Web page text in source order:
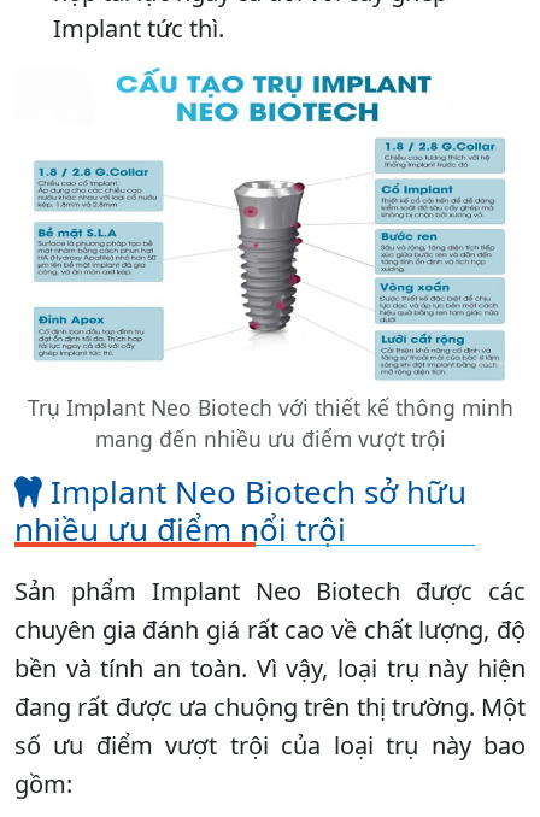
Implant tức thì.
Trụ Implant Neo Biotech với thiết kế thông minh
mang đến nhiều ưu điểm vượt trội
Implant Neo Biotech sở hữu
nhiều ưu điểm nổi trội
Sản phẩm Implant Neo Biotech được các
chuyên gia đánh giá rất cao về chất lượng, độ
bền và tính an toàn. Vì vậy, loại trụ này hiện
đang rất được ưa chuộng trên thị trường. Một
số ưu điểm vượt trội của loại trụ này bao
gồm: